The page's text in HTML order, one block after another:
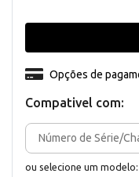
Compativel com:
ou selecione um modelo:
Opções de